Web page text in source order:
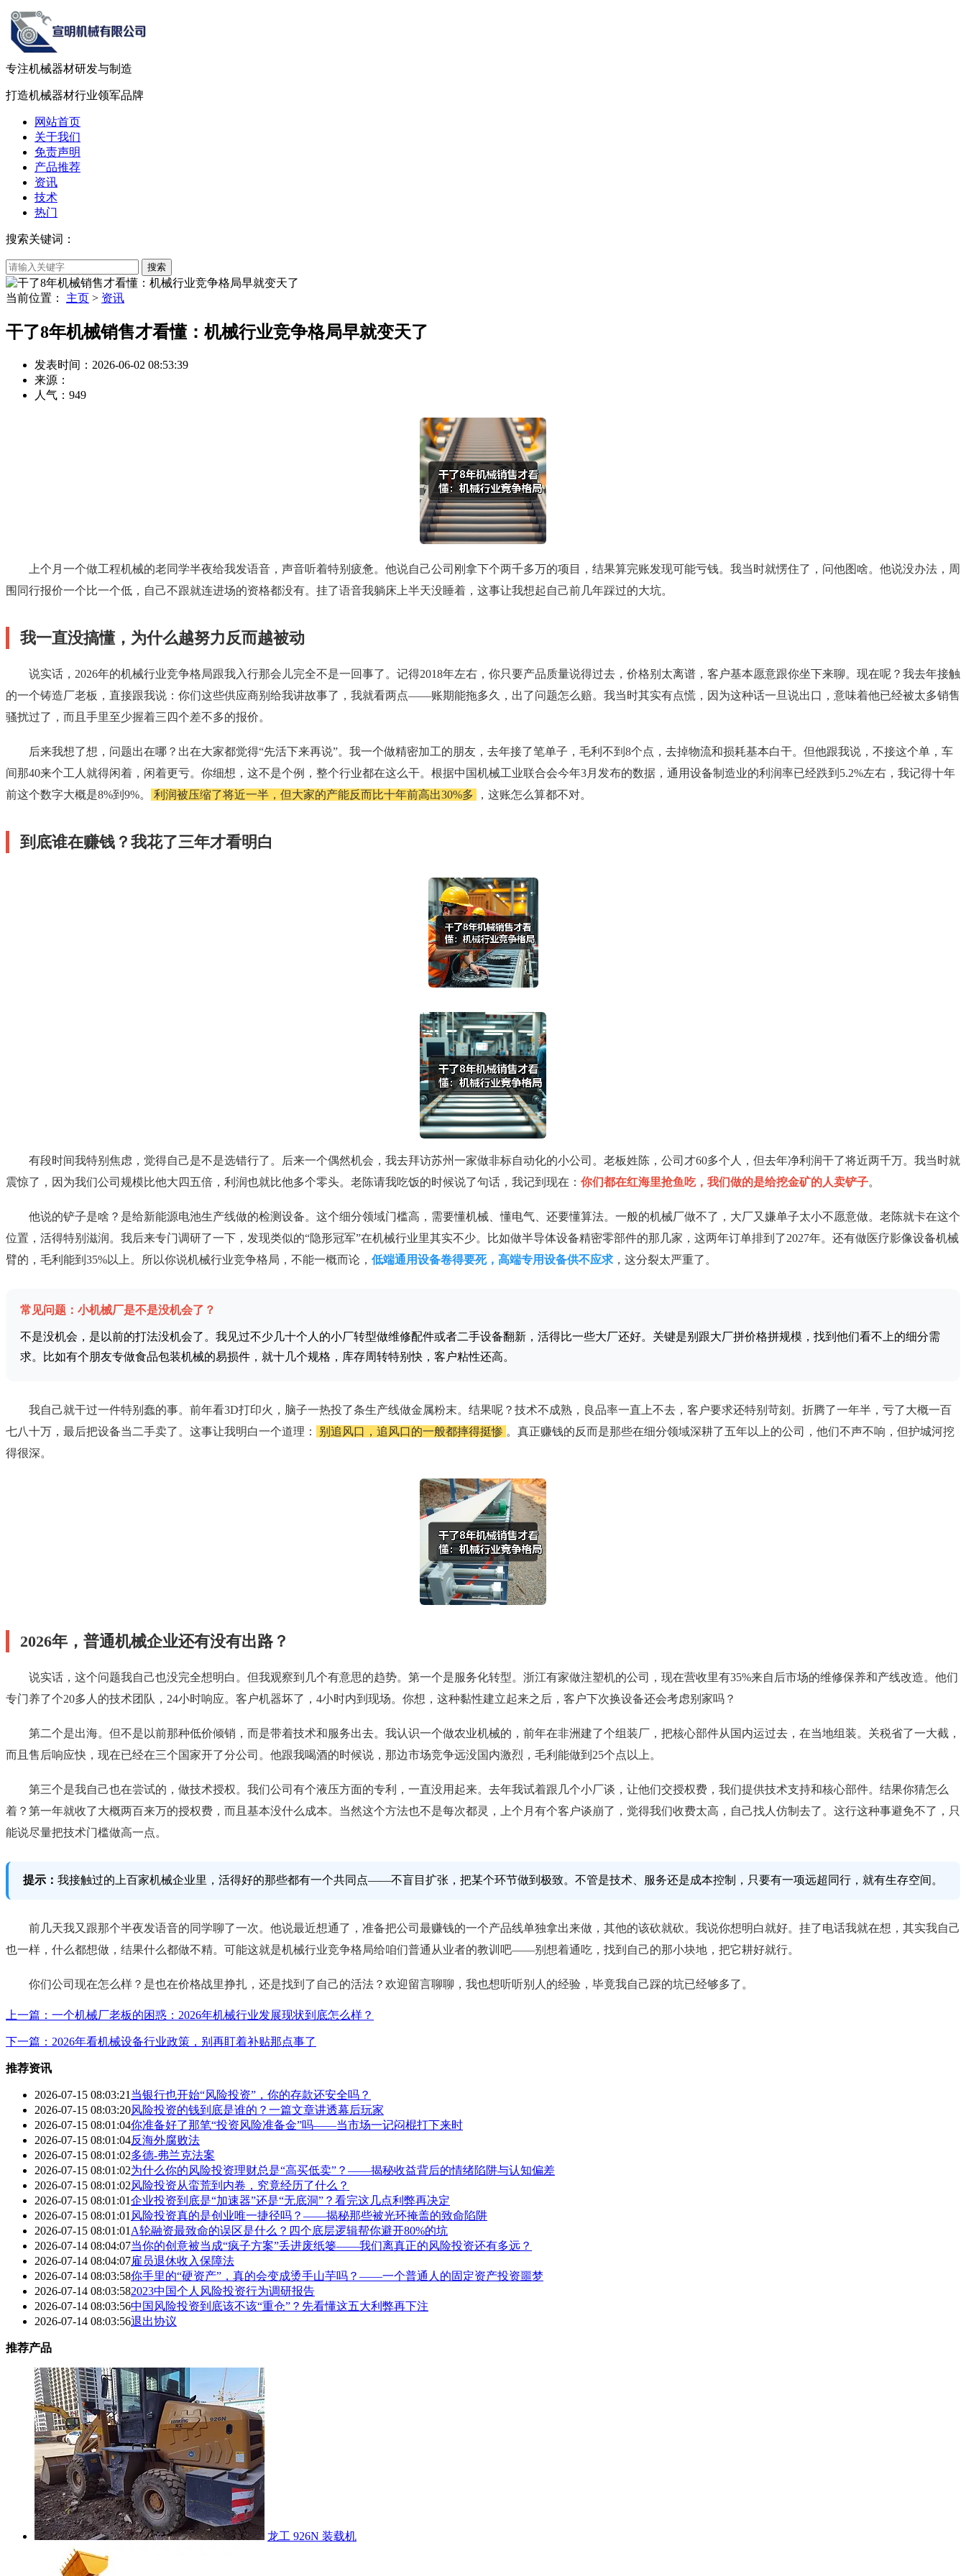
专注机械器材研发与制造
打造机械器材行业领军品牌
网站首页
关于我们
免责声明
产品推荐
资讯
技术
热门
搜索关键词：
当前位置： 主页 > 资讯
干了8年机械销售才看懂：机械行业竞争格局早就变天了
发表时间：2026-06-02 08:53:39
来源：
人气： 949
上个月一个做工程机械的老同学半夜给我发语音，声音听着特别疲惫。他说自己公司刚拿下个两千多万的项目，结果算完账发现可能亏钱。我当时就愣住了，问他图啥。他说没办法，周
围同行报价一个比一个低，自己不跟就连进场的资格都没有。挂了语音我躺床上半天没睡着，这事让我想起自己前几年踩过的大坑。
我一直没搞懂，为什么越努力反而越被动
说实话，2026年的机械行业竞争格局跟我入行那会儿完全不是一回事了。记得2018年左右，你只要产品质量说得过去，价格别太离谱，客户基本愿意跟你坐下来聊。现在呢？我去年接触
的一个铸造厂老板，直接跟我说：你们这些供应商别给我讲故事了，我就看两点——账期能拖多久，出了问题怎么赔。我当时其实有点慌，因为这种话一旦说出口，意味着他已经被太多销售
骚扰过了，而且手里至少握着三四个差不多的报价。
后来我想了想，问题出在哪？出在大家都觉得“先活下来再说”。我一个做精密加工的朋友，去年接了笔单子，毛利不到8个点，去掉物流和损耗基本白干。但他跟我说，不接这个单，车
间那40来个工人就得闲着，闲着更亏。你细想，这不是个例，整个行业都在这么干。根据中国机械工业联合会今年3月发布的数据，通用设备制造业的利润率已经跌到5.2%左右，我记得十年
前这个数字大概是8%到9%。
利润被压缩了将近一半，但大家的产能反而比十年前高出30%多 ，这账怎么算都不对。
到底谁在赚钱？我花了三年才看明白
有段时间我特别焦虑，觉得自己是不是选错行了。后来一个偶然机会，我去拜访苏州一家做非标自动化的小公司。老板姓陈，公司才60多个人，但去年净利润干了将近两千万。我当时就
震惊了，因为我们公司规模比他大四五倍，利润也就比他多个零头。老陈请我吃饭的时候说了句话，我记到现在： 你们都在红海里抢鱼吃，我们做的是给挖金矿的人卖铲子。
他说的铲子是啥？是给新能源电池生产线做的检测设备。这个细分领域门槛高，需要懂机械、懂电气、还要懂算法。一般的机械厂做不了，大厂又嫌单子太小不愿意做。老陈就卡在这个
位置，活得特别滋润。我后来专门调研了一下，发现类似的“隐形冠军”在机械行业里其实不少。比如做半导体设备精密零部件的那几家，这两年订单排到了2027年。还有做医疗影像设备机械
臂的，毛利能到35%以上。所以你说机械行业竞争格局，不能一概而论， 低端通用设备卷得要死，高端专用设备供不应求 ，这分裂太严重了。
常见问题：小机械厂是不是没机会了？
不是没机会，是以前的打法没机会了。我见过不少几十个人的小厂转型做维修配件或者二手设备翻新，活得比一些大厂还好。关键是别跟大厂拼价格拼规模，找到他们看不上的细分需
求。比如有个朋友专做食品包装机械的易损件，就十几个规格，库存周转特别快，客户粘性还高。
我自己就干过一件特别蠢的事。前年看3D打印火，脑子一热投了条生产线做金属粉末。结果呢？技术不成熟，良品率一直上不去，客户要求还特别苛刻。折腾了一年半，亏了大概一百
七八十万，最后把设备当二手卖了。这事让我明白一个道理：
别追风口，追风口的一般都摔得挺惨 。真正赚钱的反而是那些在细分领域深耕了五年以上的公司，他们不声不响，但护城河挖
得很深。
2026年，普通机械企业还有没有出路？
说实话，这个问题我自己也没完全想明白。但我观察到几个有意思的趋势。第一个是服务化转型。浙江有家做注塑机的公司，现在营收里有35%来自后市场的维修保养和产线改造。他们
专门养了个20多人的技术团队，24小时响应。客户机器坏了，4小时内到现场。你想，这种黏性建立起来之后，客户下次换设备还会考虑别家吗？
第二个是出海。但不是以前那种低价倾销，而是带着技术和服务出去。我认识一个做农业机械的，前年在非洲建了个组装厂，把核心部件从国内运过去，在当地组装。关税省了一大截，
而且售后响应快，现在已经在三个国家开了分公司。他跟我喝酒的时候说，那边市场竞争远没国内激烈，毛利能做到25个点以上。
第三个是我自己也在尝试的，做技术授权。我们公司有个液压方面的专利，一直没用起来。去年我试着跟几个小厂谈，让他们交授权费，我们提供技术支持和核心部件。结果你猜怎么
着？第一年就收了大概两百来万的授权费，而且基本没什么成本。当然这个方法也不是每次都灵，上个月有个客户谈崩了，觉得我们收费太高，自己找人仿制去了。这行这种事避免不了，只
能说尽量把技术门槛做高一点。
提示： 我接触过的上百家机械企业里，活得好的那些都有一个共同点——不盲目扩张，把某个环节做到极致。不管是技术、服务还是成本控制，只要有一项远超同行，就有生存空间。
前几天我又跟那个半夜发语音的同学聊了一次。他说最近想通了，准备把公司最赚钱的一个产品线单独拿出来做，其他的该砍就砍。我说你想明白就好。挂了电话我就在想，其实我自己
也一样，什么都想做，结果什么都做不精。可能这就是机械行业竞争格局给咱们普通从业者的教训吧——别想着通吃，找到自己的那小块地，把它耕好就行。
你们公司现在怎么样？是也在价格战里挣扎，还是找到了自己的活法？欢迎留言聊聊，我也想听听别人的经验，毕竟我自己踩的坑已经够多了。
上一篇：一个机械厂老板的困惑：2026年机械行业发展现状到底怎么样？
下一篇：2026年看机械设备行业政策，别再盯着补贴那点事了
推荐资讯
2026-07-15 08:03:21 当银行也开始“风险投资”，你的存款还安全吗？
2026-07-15 08:03:20风险投资的钱到底是谁的？一篇文章讲透幕后玩家
2026-07-15 08:01:04你准备好了那笔“投资风险准备金”吗——当市场一记闷棍打下来时
2026-07-15 08:01:04反海外腐败法
2026-07-15 08:01:02多德-弗兰克法案
2026-07-15 08:01:02为什么你的风险投资理财总是“高买低卖”？——揭秘收益背后的情绪陷阱与认知偏差
2026-07-15 08:01:02风险投资从蛮荒到内卷，究竟经历了什么？
2026-07-15 08:01:01企业投资到底是“加速器”还是“无底洞”？看完这几点利弊再决定
2026-07-15 08:01:01 风险投资真的是创业唯一捷径吗？——揭秘那些被光环掩盖的致命陷阱
2026-07-15 08:01:01 A轮融资最致命的误区是什么？四个底层逻辑帮你避开80%的坑
2026-07-14 08:04:07当你的创意被当成“疯子方案”丢进废纸篓——我们离真正的风险投资还有多远？
2026-07-14 08:04:07雇员退休收入保障法
2026-07-14 08:03:58你手里的“硬资产”，真的会变成烫手山芋吗？——一个普通人的固定资产投资噩梦
2026-07-14 08:03:582023中国个人风险投资行为调研报告
2026-07-14 08:03:56中国风险投资到底该不该“重仓”？先看懂这五大利弊再下注
2026-07-14 08:03:56退出协议
推荐产品
龙工 926N 装载机